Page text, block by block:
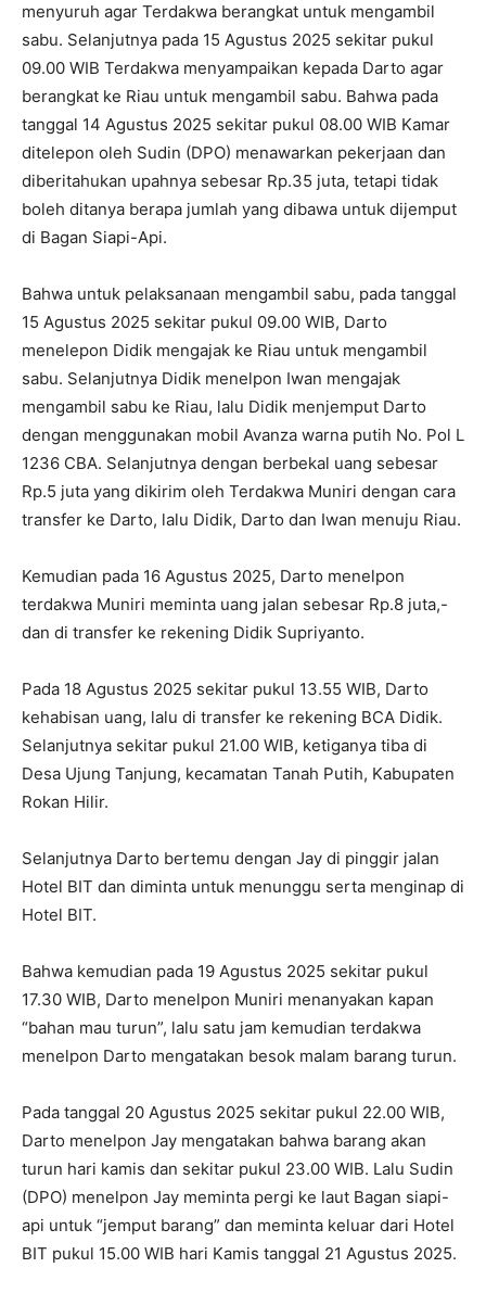
menyuruh agar Terdakwa berangkat untuk mengambil
sabu. Selanjutnya pada 15 Agustus 2025 sekitar pukul
09.00 WIB Terdakwa menyampaikan kepada Darto agar
berangkat ke Riau untuk mengambil sabu. Bahwa pada
tanggal 14 Agustus 2025 sekitar pukul 08.00 WIB Kamar
ditelepon oleh Sudin (DPO) menawarkan pekerjaan dan
diberitahukan upahnya sebesar Rp.35 juta, tetapi tidak
boleh ditanya berapa jumlah yang dibawa untuk dijemput
di Bagan Siapi-Api.
Bahwa untuk pelaksanaan mengambil sabu, pada tanggal
15 Agustus 2025 sekitar pukul 09.00 WIB, Darto
menelepon Didik mengajak ke Riau untuk mengambil
sabu. Selanjutnya Didik menelpon Iwan mengajak
mengambil sabu ke Riau, lalu Didik menjemput Darto
dengan menggunakan mobil Avanza warna putih No. Pol L
1236 CBA. Selanjutnya dengan berbekal uang sebesar
Rp.5 juta yang dikirim oleh Terdakwa Muniri dengan cara
transfer ke Darto, lalu Didik, Darto dan Iwan menuju Riau.
Kemudian pada 16 Agustus 2025, Darto menelpon
terdakwa Muniri meminta uang jalan sebesar Rp.8 juta,-
dan di transfer ke rekening Didik Supriyanto.
Pada 18 Agustus 2025 sekitar pukul 13.55 WIB, Darto
kehabisan uang, lalu di transfer ke rekening BCA Didik.
Selanjutnya sekitar pukul 21.00 WIB, ketiganya tiba di
Desa Ujung Tanjung, kecamatan Tanah Putih, Kabupaten
Rokan Hilir.
Selanjutnya Darto bertemu dengan Jay di pinggir jalan
Hotel BIT dan diminta untuk menunggu serta menginap di
Hotel BIT.
Bahwa kemudian pada 19 Agustus 2025 sekitar pukul
17.30 WIB, Darto menelpon Muniri menanyakan kapan
“bahan mau turun”, lalu satu jam kemudian terdakwa
menelpon Darto mengatakan besok malam barang turun.
Pada tanggal 20 Agustus 2025 sekitar pukul 22.00 WIB,
Darto menelpon Jay mengatakan bahwa barang akan
turun hari kamis dan sekitar pukul 23.00 WIB. Lalu Sudin
(DPO) menelpon Jay meminta pergi ke laut Bagan siapi-
api untuk “jemput barang” dan meminta keluar dari Hotel
BIT pukul 15.00 WIB hari Kamis tanggal 21 Agustus 2025.